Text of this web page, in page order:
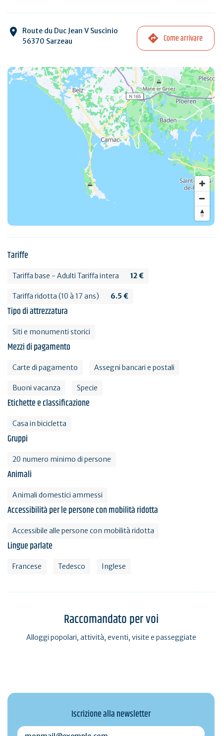
Route du Duc Jean V Suscinio
56370 Sarzeau
Come arrivare
Tariffe
Tariffa base - Adulti Tariffa intera 12 €
Tariffa ridotta (10 à 17 ans) 6.5 €
Tipo di attrezzatura
Siti e monumenti storici
Mezzi di pagamento
Carte di pagamento Assegni bancari e postali
Buoni vacanza Specie
Etichette e classificazione
Casa in bicicletta
Gruppi
20 numero minimo di persone
Animali
Animali domestici ammessi
Accessibilità per le persone con mobilità ridotta
Accessibile alle persone con mobilità ridotta
Lingue parlate
Francese Tedesco Inglese
Raccomandato per voi
Alloggi popolari, attività, eventi, visite e passeggiate
Iscrizione alla newsletter
monmail@exemple.com